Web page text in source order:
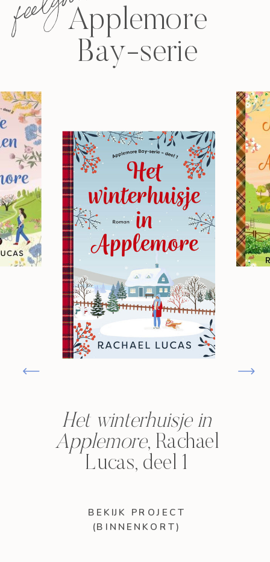
Het winterhuisje in
Applemore, Rachael
Lucas, deel 1
BEKIJK PROJECT
(BINNENKORT)
Applemore
Bay-serie